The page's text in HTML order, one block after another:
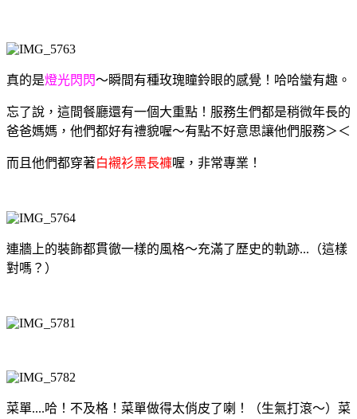
真的是燈光閃閃～瞬間有種玫瑰瞳鈴眼的感覺！哈哈蠻有趣。
忘了說，這間餐廳還有一個大重點！服務生們都是稍微年長的
爸爸媽媽，他們都好有禮貌喔～有點不好意思讓他們服務＞＜
而且他們都穿著白襯衫黑長褲喔，非常專業！
連牆上的裝飾都貫徹一樣的風格～充滿了歷史的軌跡...（這樣
對嗎？）
菜單....哈！不及格！菜單做得太俏皮了喇！（生氣打滾～）菜